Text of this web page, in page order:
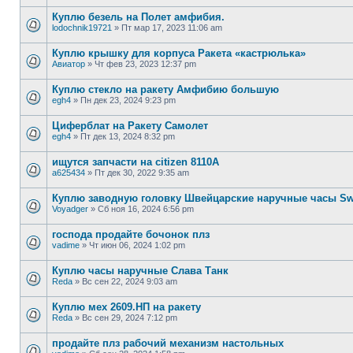
Куплю безель на Полет амфибия.
lodochnik19721 » Пт мар 17, 2023 11:06 am
Куплю крышку для корпуса Ракета «кастрюлька»
Авиатор » Чт фев 23, 2023 12:37 pm
Куплю стекло на ракету Амфибию большую
egh4 » Пн дек 23, 2024 9:23 pm
Циферблат на Ракету Самолет
egh4 » Пт дек 13, 2024 8:32 pm
ищутся запчасти на citizen 8110A
a625434 » Пт дек 30, 2022 9:35 am
Куплю заводную головку Швейцарские наручные часы
Voyadger » Сб ноя 16, 2024 6:56 pm
господа продайте бочонок плз
vadime » Чт июн 06, 2024 1:02 pm
Куплю часы наручные Слава Танк
Reda » Вс сен 22, 2024 9:03 am
Куплю мех 2609.НП на ракету
Reda » Вс сен 29, 2024 7:12 pm
продайте плз рабочий механизм настольных